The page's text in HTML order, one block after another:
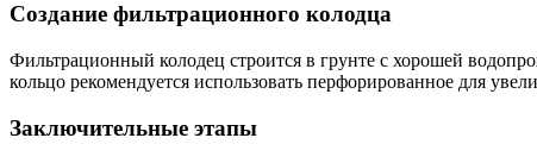
Создание фильтрационного колодца
Фильтрационный колодец строится в грунте с хорошей
кольцо рекомендуется использовать перфорированное для
Заключительные этапы